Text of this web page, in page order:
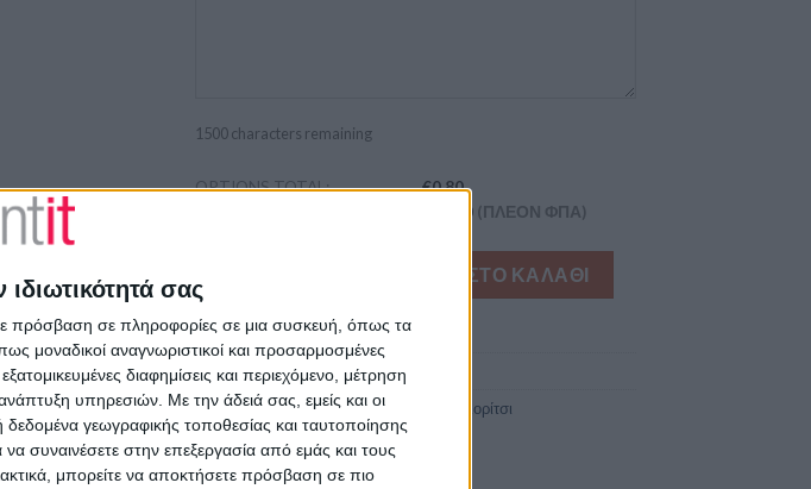
σας
πρόσβαση σε πληροφορίες σε μια συσκευή, όπως τα
μοναδικοί αναγνωριστικοί και προσαρμοσμένες
διαφημίσεις και περιεχόμενο, μέτρηση
ανάπτυξη υπηρεσιών. Με την άδειά σας, εμείς και οι
γεωγραφικής τοποθεσίας και ταυτοποίησης
συναινέσετε στην επεξεργασία από εμάς και τους
μπορείτε να αποκτήσετε πρόσβαση σε πιο
1500characters remaining
OPTIONS TOTAL:
€0.80
€30.80(ΠΛΈΟΝ ΦΠΑ)
Προσκλητήρια βάπτισης για κορίτσι λουλούδια ποσότητα
ΠΡΟΣΘΉΚΗ ΣΤΟ ΚΑΛΆΘΙ
Κωδικός προϊόντος:4997
Κατηγορία:Προσκλητήρια βάπτισης για Κορίτσι